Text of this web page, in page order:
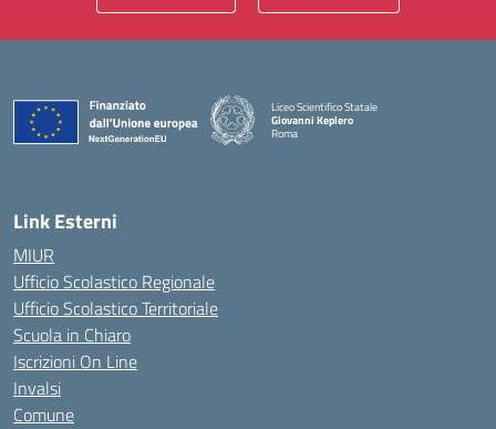
Liceo Scientifico Statale
Giovanni Keplero
Roma
Link Esterni
MIUR
Ufficio Scolastico Regionale
Ufficio Scolastico Territoriale
Scuola in Chiaro
Iscrizioni On Line
Invalsi
Comune